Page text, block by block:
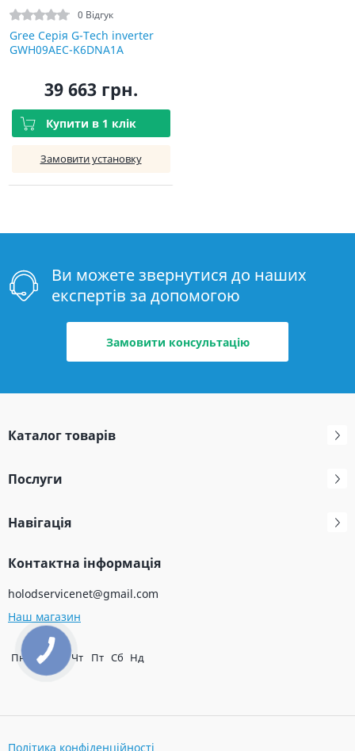
0 Відгук
Gree Серія G-Tech inverter
GWH09AEC-K6DNA1A
39 663 грн.
Купити в 1 клік
Замовити установку
Ви можете звернутися до наших
експертів за допомогою
Замовити консультацію
Каталог товарів
Послуги
Навігація
Контактна інформація
holodservicenet@gmail.com
Наш магазин
Пн Вт Чт Пт Сб Нд
Політика конфіденційності